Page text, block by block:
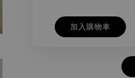
加入購物車